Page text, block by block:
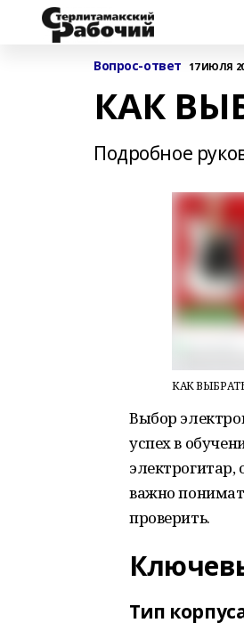
Вопрос-ответ 17 ИЮЛЯ
КАК
Подробное
КАК
Выбор
успех в
важно
проверить.
Тип